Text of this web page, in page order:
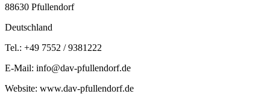
88630 Pfullendorf
Deutschland
Tel.: +49 7552 / 9381222
E-Mail: info@dav-pfullendorf.de
Website: www.dav-pfullendorf.de